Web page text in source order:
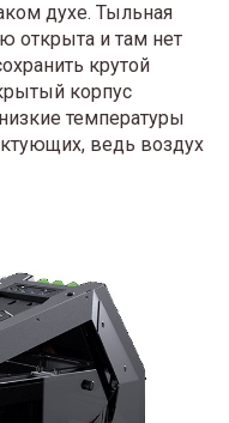
духе. Тыльная
открыта и там нет
крутой
корпус
температуры
ведь воздух